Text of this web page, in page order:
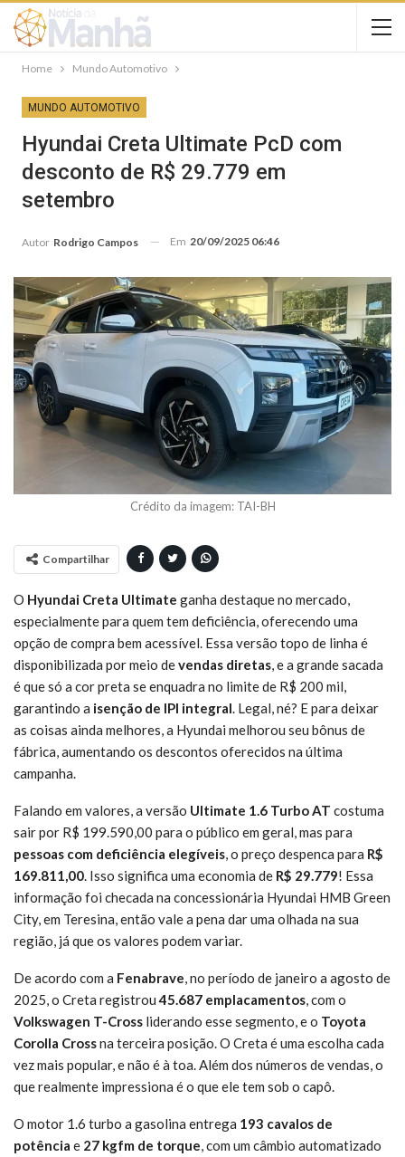
Home Mundo Automotivo
MUNDO AUTOMOTIVO
Hyundai Creta Ultimate PcD com
desconto de R$ 29.779 em
setembro
Autor Rodrigo Campos Em 20/09/2025 06:46
Crédito da imagem: TAI-BH
Compartilhar
O Hyundai Creta Ultimate ganha destaque no mercado,
especialmente para quem tem deficiência, oferecendo uma
opção de compra bem acessível. Essa versão topo de linha é
disponibilizada por meio devendas diretas, e a grande sacada
é que só a cor preta se enquadra no limite de R$ 200 mil,
garantindo a isenção de IPI integral. Legal, né? E para deixar
as coisas ainda melhores, a Hyundai melhorou seu bônus de
fábrica, aumentando os descontos oferecidos na última
campanha.
Falando em valores, a versão Ultimate 1.6 Turbo AT costuma
sair por R$ 199.590,00 para o público em geral, mas para
pessoas com deficiência elegíveis, o preço despenca para R$
169.811,00. Isso significa uma economia de R$ 29.779! Essa
informação foi checada na concessionária Hyundai HMB Green
City, em Teresina, então vale a pena dar uma olhada na sua
região, já que os valores podem variar.
De acordo com a Fenabrave, no período de janeiro a agosto de
2025, o Creta registrou45.687 emplacamentos, com o
Volkswagen T-Cross liderando esse segmento, e o Toyota
Corolla Crossna terceira posição. O Creta é uma escolha cada
vez mais popular, e não é à toa. Além dos números de vendas, o
que realmente impressiona é o que ele tem sob o capô.
O motor 1.6 turbo a gasolina entrega 193 cavalos de
potência e 27 kgfm de torque, com um câmbio automatizado